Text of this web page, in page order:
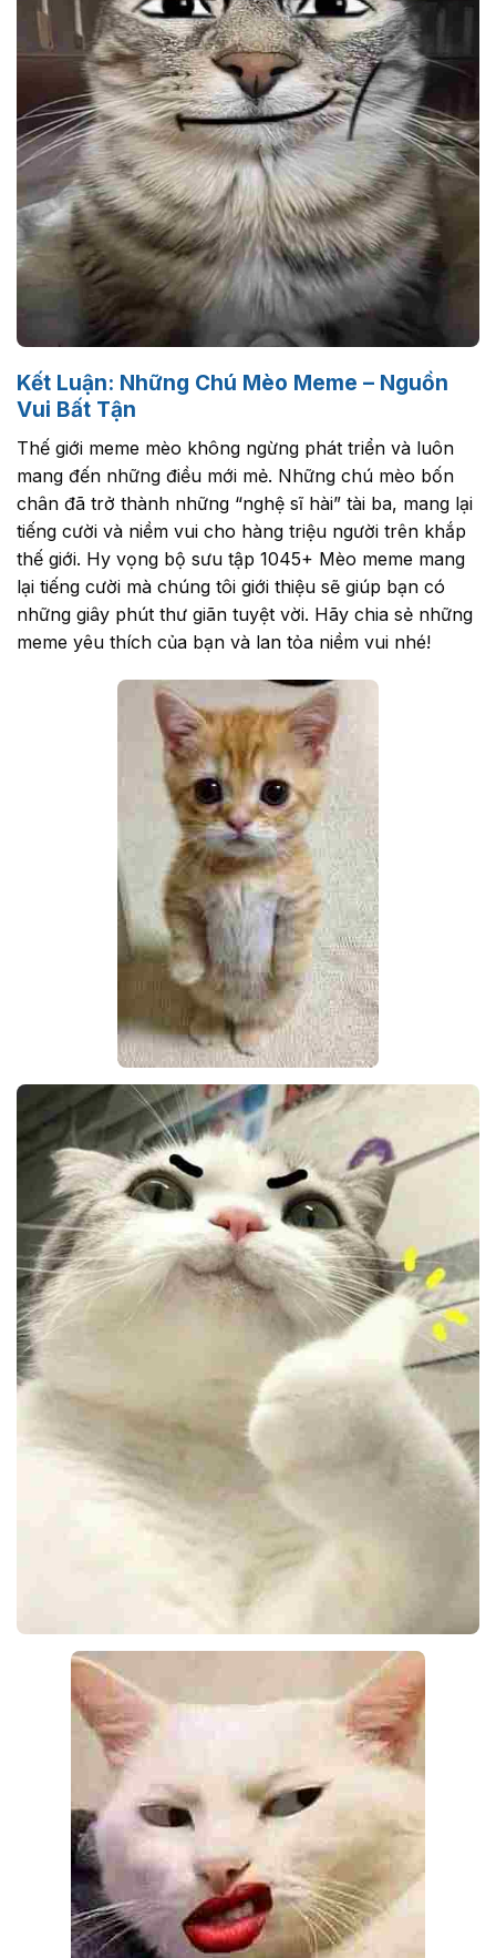
Kết Luận: Những Chú Mèo Meme – Nguồn
Vui Bất Tận
Thế giới meme mèo không ngừng phát triển và luôn
mang đến những điều mới mẻ. Những chú mèo bốn
chân đã trở thành những “nghệ sĩ hài” tài ba, mang lại
tiếng cười và niềm vui cho hàng triệu người trên khắp
thế giới. Hy vọng bộ sưu tập 1045+ Mèo meme mang
lại tiếng cười mà chúng tôi giới thiệu sẽ giúp bạn có
những giây phút thư giãn tuyệt vời. Hãy chia sẻ những
meme yêu thích của bạn và lan tỏa niềm vui nhé!